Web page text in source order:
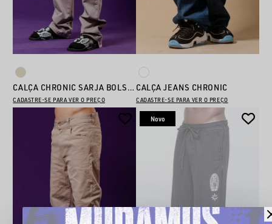
CALÇA CHRONIC SARJA BOLSO EMBUTIDO 002
CADASTRE-SE PARA VER O PREÇO
CALÇA JEANS CHRONIC
CADASTRE-SE PARA VER O PREÇO
Novo